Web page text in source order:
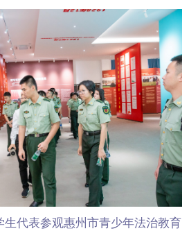
代表参观惠州市青少年法治教育